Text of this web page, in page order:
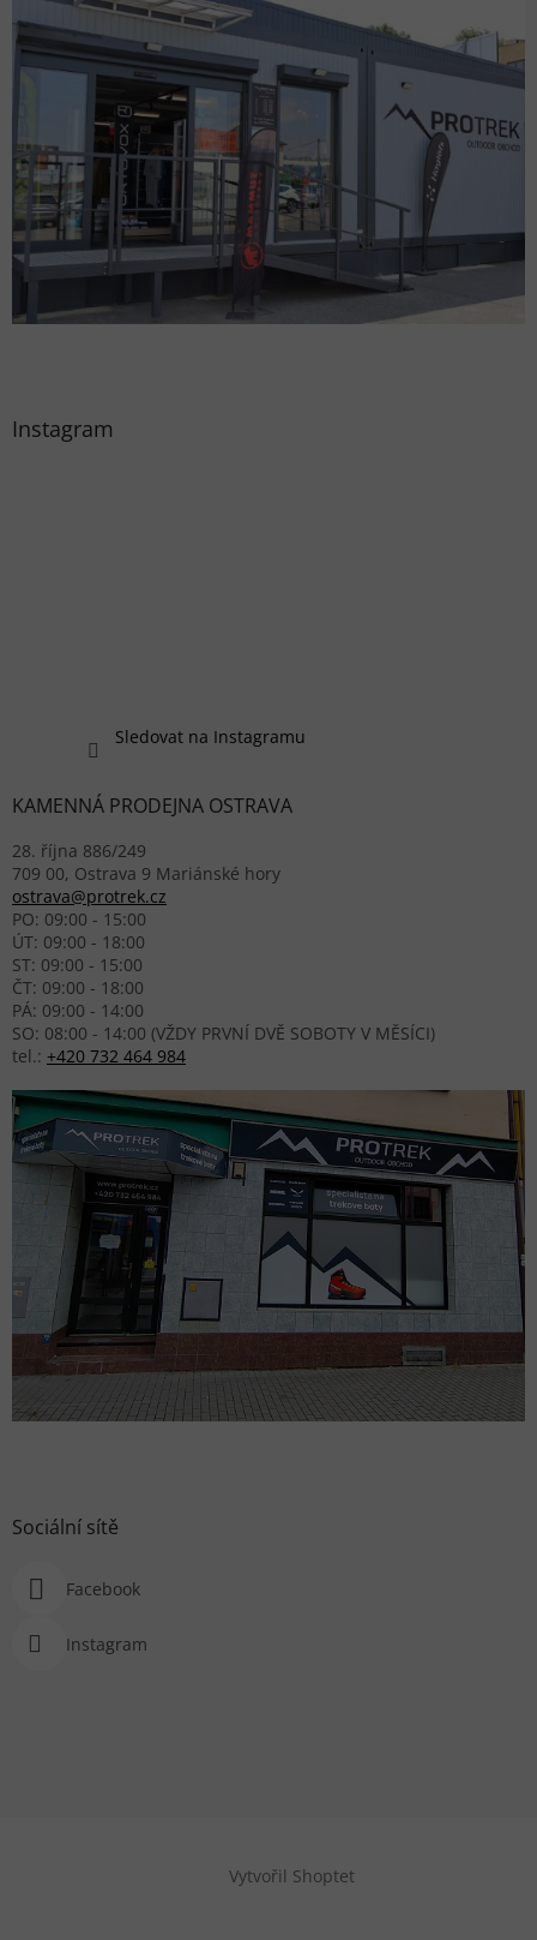
Instagram
Sledovat na Instagramu
KAMENNÁ PRODEJNA OSTRAVA
28. října 886/249
709 00, Ostrava 9 Mariánské hory
ostrava@protrek.cz
PO: 09:00 - 15:00
ÚT: 09:00 - 18:00
ST: 09:00 - 15:00
ČT: 09:00 - 18:00
PÁ: 09:00 - 14:00
SO: 08:00 - 14:00 (VŽDY PRVNÍ DVĚ SOBOTY V MĚSÍCI)
tel.: +420 732 464 984
Sociální sítě
Facebook
Instagram
Vytvořil Shoptet